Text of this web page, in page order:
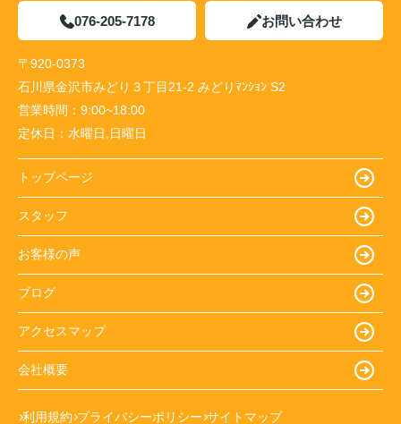
076-205-7178 お問い合わせ
〒920-0373
石川県金沢市みどり３丁目21-2 みどりﾏﾝｼｮﾝ S2
営業時間： 9:00~18:00
定休日： 水曜日,日曜日
トップページ
スタッフ
お客様の声
ブログ
アクセスマップ
会社概要
利用規約 プライバシーポリシー サイトマップ